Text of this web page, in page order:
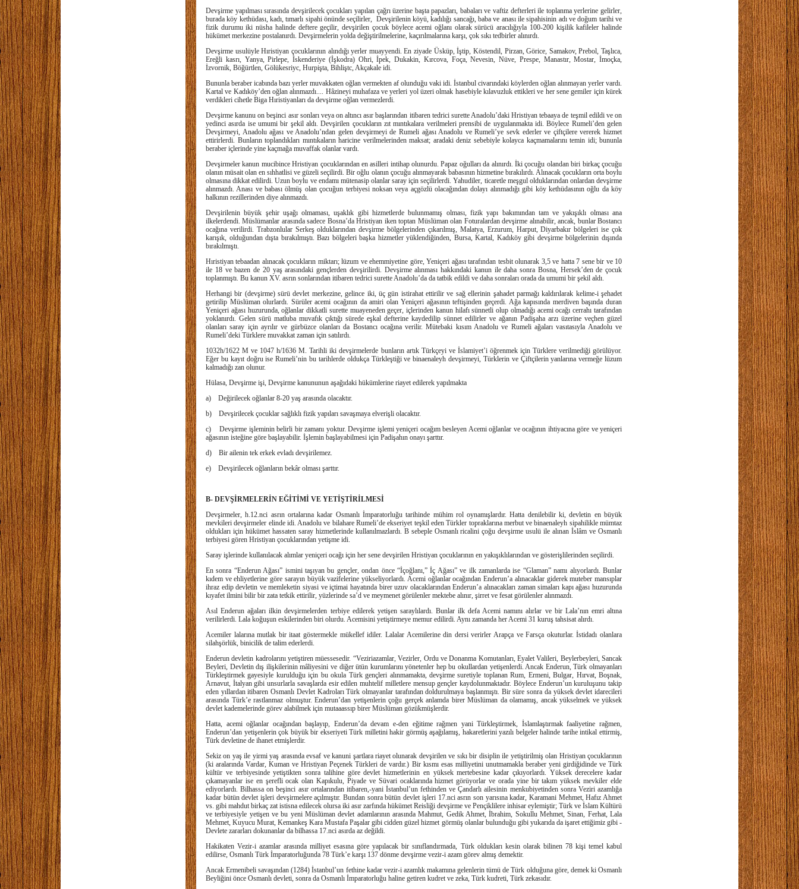
Devşirme yapılması sırasında devşirilecek çocukları yapılan çağrı üzerine başta papazları, babaları ve vaftiz defterleri ile toplanma yerlerine gelirler,
burada köy kethüdası, kadı, tımarlı sipahi önünde seçilirler, Devşirilenin köyü, kadılığı sancağı, baba ve anası ile sipahisinin adı ve doğum tarihi ve
fizik durumu iki nüsha halinde deftere geçilir, devşirilen çocuk böylece acemi oğlanı olarak sürücü aracılığıyla 100-200 kişilik kafileler halinde
hükümet merkezine postalanırdı. Devşirmelerin yolda değiştirilmelerine, kaçırılmalarına karşı, çok sıkı tedbirler alınırdı.
Devşirme usulüyle Hıristiyan çocuklarının alındığı yerler muayyendi. En ziyade Üsküp, İştip, Köstendil, Pirzan, Görice, Samakov, Prebol, Taşlıca,
Ereğli kasrı, Yanya, Pirlepe, İskenderiye (İşkodra) Ohri, İpek, Dukakin, Kırcova, Foça, Nevesin, Nüve, Prespe, Manastır, Mostar, İmoçka,
İzvornik, Böğürtlen, Gölükesriyc, Hurpişta, Bihliştc, Akçakale idi.
Bununla beraber icabında bazı yerler muvakkaten oğlan vermekten af olunduğu vaki idi. İstanbul civarındaki köylerden oğlan alınmayan yerler vardı.
Kartal ve Kadıköy’den oğlan alınmazdı.... Hâzineyi muhafaza ve yerleri yol üzeri olmak hasebiyle kılavuzluk ettikleri ve her sene gemiler için kürek
verdikleri cihetle Biga Hıristiyanları da devşirme oğlan vermezlerdi.
Devşirme kanunu on beşinci asır sonları veya on altıncı asır başlarından itibaren tedrici surette Anadolu’daki Hristiyan tebaaya de teşmil edildi ve on
yedinci asırda ise umumi bir şekil aldı. Devşirilen çocukların zıt mıntıkalara verilmeleri prensibi de uygulanmakta idi. Böylece Rumeli’den gelen
Devşirmeyi, Anadolu ağası ve Anadolu’ndan gelen devşirmeyi de Rumeli ağası Anadolu ve Rumeli’ye sevk ederler ve çiftçilere vererek hizmet
ettirirlerdi. Bunların toplandıkları mıntıkaların haricine verilmelerinden maksat; aradaki deniz sebebiyle kolayca kaçmamalarını temin idi; bununla
beraber içlerinde yine kaçmağa muvaffak olanlar vardı.
Devşirmeler kanun mucibince Hristiyan çocuklarından en asilleri intihap olunurdu. Papaz oğulları da alınırdı. İki çocuğu olandan biri birkaç çocuğu
olanın müsait olan en sıhhatlisi ve güzeli seçilirdi. Bir oğlu olanın çocuğu alınmayarak babasının hizmetine bırakılırdı. Alınacak çocukların orta boylu
olmasına dikkat edilirdi. Uzun boylu ve endamı mütenasip olanlar saray için seçilirlerdi. Yahudiler, ticaretle meşgul olduklarından onlardan devşirme
alınmazdı. Anası ve babası ölmüş olan çocuğun terbiyesi noksan veya açgözlü olacağından dolayı alınmadığı gibi köy kethüdasının oğlu da köy
halkının rezillerinden diye alınmazdı.
Devşirilenin büyük şehir uşağı olmaması, uşaklık gibi hizmetlerde bulunmamış olması, fizik yapı bakımından tam ve yakışıklı olması ana
ilkelerdendi. Müslümanlar arasında sadece Bosna’da Hristiyan iken toptan Müslüman olan Foturalardan devşirme alınabilir, ancak, bunlar Bostancı
ocağına verilirdi. Trabzonlular Serkeş olduklarından devşirme bölgelerinden çıkarılmış, Malatya, Erzurum, Harput, Diyarbakır bölgeleri ise çok
karışık, olduğundan dışta bırakılmıştı. Bazı bölgeleri başka hizmetler yüklendiğinden, Bursa, Kartal, Kadıköy gibi devşirme bölgelerinin dışında
bırakılmıştı.
Hıristiyan tebaadan alınacak çocukların miktarı; lüzum ve ehemmiyetine göre, Yeniçeri ağası tarafından tesbit olunarak 3,5 ve hatta 7 sene bir ve 10
ile 18 ve bazen de 20 yaş arasındaki gençlerden devşirilirdi. Devşirme alınması hakkındaki kanun ile daha sonra Bosna, Hersek’den de çocuk
toplanmıştı. Bu kanun XV. asrın sonlarından itibaren tedrici surette Anadolu’da da tatbik edildi ve daha sonraları orada da umumi bir şekil aldı.
Herhangi bir (devşirme) sürü devlet merkezine, gelince iki, üç gün istirahat ettirilir ve sağ ellerinin şahadet parmağı kaldırılarak kelime-i şehadet
getirilip Müslüman olurlardı. Sürüler acemi ocağının da amiri olan Yeniçeri ağasının teftişinden geçerdi. Ağa kapısında merdiven başında duran
Yeniçeri ağası huzurunda, oğlanlar dikkatli surette muayeneden geçer, içlerinden kanun hilafı sünnetli olup olmadığı acemi ocağı cerrahı tarafından
yoklanırdı. Gelen sürü matluba muvafık çıktığı sürede eşkal defterine kaydedilip sünnet edilirler ve ağanın Padişaha arzı üzerine veçhen güzel
olanları saray için ayrılır ve gürbüzce olanları da Bostancı ocağına verilir. Mütebaki kısım Anadolu ve Rumeli ağaları vasıtasıyla Anadolu ve
Rumeli’deki Türklere muvakkat zaman için satılırdı.
1032h/1622 M ve 1047 h/1636 M. Tarihli iki devşirmelerde bunların artık Türkçeyi ve İslamiyet’i öğrenmek için Türklere verilmediği görülüyor.
Eğer bu kayıt doğru ise Rumeli’nin bu tarihlerde oldukça Türkleştiği ve binaenaleyh devşirmeyi, Türklerin ve Çiftçilerin yanlarına vermeğe lüzum
kalmadığı zan olunur.
Hülasa, Devşirme işi, Devşirme kanununun aşağıdaki hükümlerine riayet edilerek yapılmakta
a) Değirilecek oğlanlar 8-20 yaş arasında olacaktır.
b) Devşirilecek çocuklar sağlıklı fizik yapıları savaşmaya elverişli olacaktır.
c) Devşirme işleminin belirli bir zamanı yoktur. Devşirme işlemi yeniçeri ocağım besleyen Acemi oğlanlar ve ocağının ihtiyacına göre ve yeniçeri
ağasının isteğine göre başlayabilir. İşlemin başlayabilmesi için Padişahın onayı şarttır.
d) Bir ailenin tek erkek evladı devşirilemez.
e) Devşirilecek oğlanların bekâr olması şarttır.
B- DEVŞİRMELERİN EĞİTİMİ VE YETİŞTİRİLMESİ
Devşirmeler, h.12.nci asrın ortalarına kadar Osmanlı İmparatorluğu tarihinde mühim rol oynamışlardır. Hatta denilebilir ki, devletin en büyük
mevkileri devşirmeler elinde idi. Anadolu ve bilahare Rumeli’de ekseriyet teşkil eden Türkler topraklarına merbut ve binaenaleyh sipahilikle mümtaz
oldukları için hükümet hassaten saray hizmetlerinde kullanılmazlardı. B sebeple Osmanlı ricalini çoğu devşirme usulü ile alınan İslâm ve Osmanlı
terbiyesi gören Hristiyan çocuklarından yetişme idi.
Saray işlerinde kullanılacak alımlar yeniçeri ocağı için her sene devşirilen Hristiyan çocuklarının en yakışıklılarından ve gösterişlilerinden seçilirdi.
En sonra “Enderun Ağası” ismini taşıyan bu gençler, ondan önce “İçoğlanı,” İç Ağası” ve ilk zamanlarda ise “Glaman” namı alıyorlardı. Bunlar
kıdem ve ehliyetlerine göre sarayın büyük vazifelerine yükseliyorlardı. Acemi oğlanlar ocağından Enderun’a alınacaklar giderek muteber mansıplar
ihraz edip devletin ve memleketin siyasi ve içtimai hayatında birer uzuv olacaklarından Enderun’a alınacakları zaman simaları kapı ağası huzurunda
kıyafet ilmini bilir bir zata tetkik ettirilir, yüzlerinde sa’d ve meymenet görülenler mektebe alınır, şirret ve fesat görülenler alınmazdı.
Asıl Enderun ağaları ilkin devşirmelerden terbiye edilerek yetişen saraylılardı. Bunlar ilk defa Acemi namını alırlar ve bir Lala’nın emri altına
verilirlerdi. Lala koğuşun eskilerinden biri olurdu. Acemisini yetiştirmeye memur edilirdi. Aynı zamanda her Acemi 31 kuruş tahsisat alırdı.
Acemiler lalarına mutlak bir itaat göstermekle mükellef idiler. Lalalar Acemilerine din dersi verirler Arapça ve Farsça okuturlar. İstidadı olanlara
silahşörlük, binicilik de talim ederlerdi.
Enderun devletin kadrolarını yetiştiren müessesedir. “Veziriazamlar, Vezirler, Ordu ve Donanma Komutanları, Eyalet Valileri, Beylerbeyleri, Sancak
Beyleri, Devletin dış ilişkilerinin mâliyesini ve diğer ütün kurumlarını yönetenler hep bu okullardan yetişenlerdi. Ancak Enderun, Türk olmayanları
Türkleştirmek gayesiyle kurulduğu için bu okula Türk gençleri alınmamakta, devşirme suretiyle toplanan Rum, Ermeni, Bulgar, Hırvat, Boşnak,
Arnavut, İtalyan gibi unsurlarla savaşlarda esir edilen muhtelif milletlere mensup gençler kaydolunmaktadır. Böylece Enderun’un kuruluşunu takip
eden yıllardan itibaren Osmanlı Devlet Kadroları Türk olmayanlar tarafından doldurulmaya başlanmıştı. Bir süre sonra da yüksek devlet idarecileri
arasında Türk’e rastlanmaz olmuştur. Enderun’dan yetişenlerin çoğu gerçek anlamda birer Müslüman da olamamış, ancak yükselmek ve yüksek
devlet kademelerinde görev alabilmek için mutaaassıp birer Müslüman gözükmüşlerdir.
Hatta, acemi oğlanlar ocağından başlayıp, Enderun’da devam e-den eğitime rağmen yani Türkleştirmek, İslamlaştırmak faaliyetine rağmen,
Enderun’dan yetişenlerin çok büyük bir ekseriyeti Türk milletini hakir görmüş aşağılamış, hakaretlerini yazılı belgeler halinde tarihe intikal ettirmiş,
Türk devletine de ihanet etmişlerdir.
Sekiz on yaş ile yirmi yaş arasında evsaf ve kanuni şartlara riayet olunarak devşirilen ve sıkı bir disiplin ile yetiştirilmiş olan Hristiyan çocuklarının
(ki aralarında Vardar, Kuman ve Hristiyan Peçenek Türkleri de vardır.) Bir kısmı esas milliyetini unutmamakla beraber yeni girdiğidinde ve Türk
kültür ve terbiyesinde yetiştikten sonra talihine göre devlet hizmetlerinin en yüksek mertebesine kadar çıkıyorlardı. Yüksek derecelere kadar
çıkamayanlar ise en şerefli ocak olan Kapıkulu, Piyade ve Süvari ocaklarında hizmet görüyorlar ve orada yine bir takım yüksek mevkiler elde
ediyorlardı. Bilhassa on beşinci asır ortalarından itibaren,-yani İstanbul’un fethinden ve Çandarlı ailesinin menkubiyetinden sonra Veziri azamlığa
kadar bütün devlet işleri devşirmelere açılmıştır. Bundan sonra bütün devlet işleri 17.nci asrın son yarısına kadar, Karamani Mehmet, Hafız Ahmet
vs. gibi mahdut birkaç zat istisna edilecek olursa iki asır zarfında hükümet Reisliği devşirme ve Pençiklilere inhisar eylemiştir; Türk ve İslam Kültürü
ve terbiyesiyle yetişen ve bu yeni Müslüman devlet adamlarının arasında Mahmut, Gedik Ahmet, İbrahim, Sokullu Mehmet, Sinan, Ferhat, Lala
Mehmet, Kuyucu Murat, Kemankeş Kara Mustafa Paşalar gibi cidden güzel hizmet görmüş olanlar bulunduğu gibi yukarıda da işaret ettiğimiz gibi -
Devlete zararları dokunanlar da bilhassa 17.nci asırda az değildi.
Hakikaten Vezir-i azamlar arasında milliyet esasına göre yapılacak bir sınıflandırmada, Türk oldukları kesin olarak bilinen 78 kişi temel kabul
edilirse, Osmanlı Türk İmparatorluğunda 78 Türk’e karşı 137 dönme devşirme vezir-i azam görev almış demektir.
Ancak Ermenibeli savaşından (1284) İstanbul’un fethine kadar vezir-i azamlık makamına gelenlerin tümü de Türk olduğuna göre, demek ki Osmanlı
Beyliğini önce Osmanlı devleti, sonra da Osmanlı İmparatorluğu haline getiren kudret ve zeka, Türk kudreti, Türk zekasıdır.